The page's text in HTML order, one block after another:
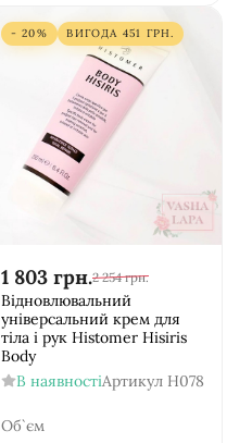
- 20% ВИГОДА 451 ГРН.
1 803 грн.2 254 грн.
Відновлювальний
універсальний крем для
тіла і рук Histomer Hisiris
Body
В наявностіАртикул H078
Об`єм